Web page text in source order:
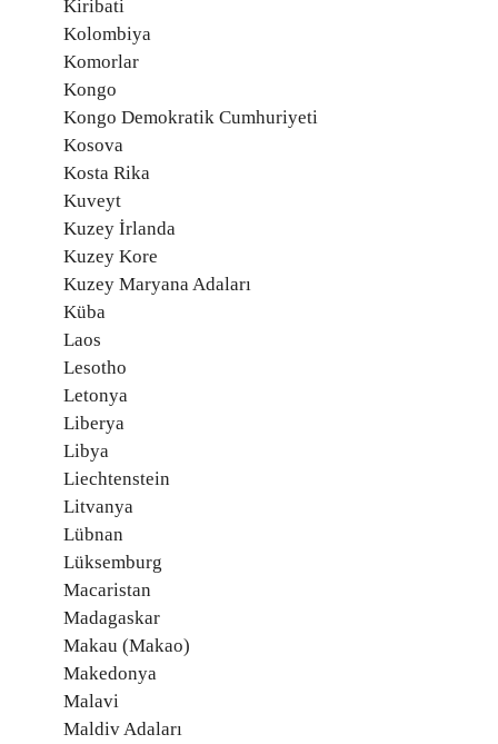
Kiribati
Kolombiya
Komorlar
Kongo
Kongo Demokratik Cumhuriyeti
Kosova
Kosta Rika
Kuveyt
Kuzey İrlanda
Kuzey Kore
Kuzey Maryana Adaları
Küba
Laos
Lesotho
Letonya
Liberya
Libya
Liechtenstein
Litvanya
Lübnan
Lüksemburg
Macaristan
Madagaskar
Makau (Makao)
Makedonya
Malavi
Maldiv Adaları